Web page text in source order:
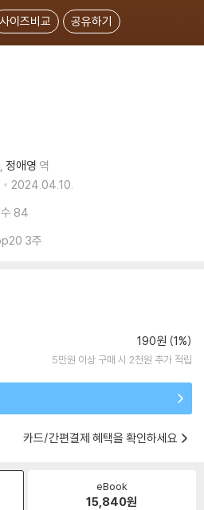
사이즈비교 공유하기
정애영 역
2024.04.10.
84
3주
190원 (1%)
5만원 이상 구매 시 2천원 추가 적립
카드/간편결제 혜택을 확인하세요
eBook
15,840원